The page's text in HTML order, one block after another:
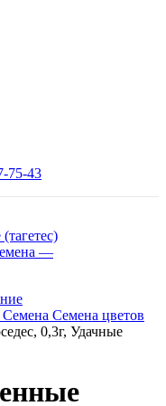
75-43
Семена Семена цветов
0,3г, Удачные